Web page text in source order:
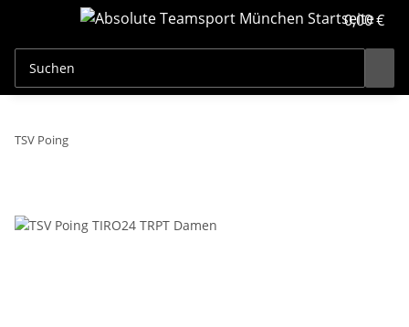
0,00 €
TSV Poing